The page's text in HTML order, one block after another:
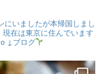
にいましたが本帰国しまし
現在は東京に住んでいます
↓ブログ